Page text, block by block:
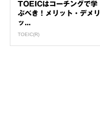
TOEICはコーチングで学
ぶべき！メリット・デメリ
ッ...
TOEIC(R)